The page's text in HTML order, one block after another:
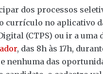
dos processos
currículo no aplicativo
(CTPS) ou ir a uma
, das 8h às 17h,
nenhuma das